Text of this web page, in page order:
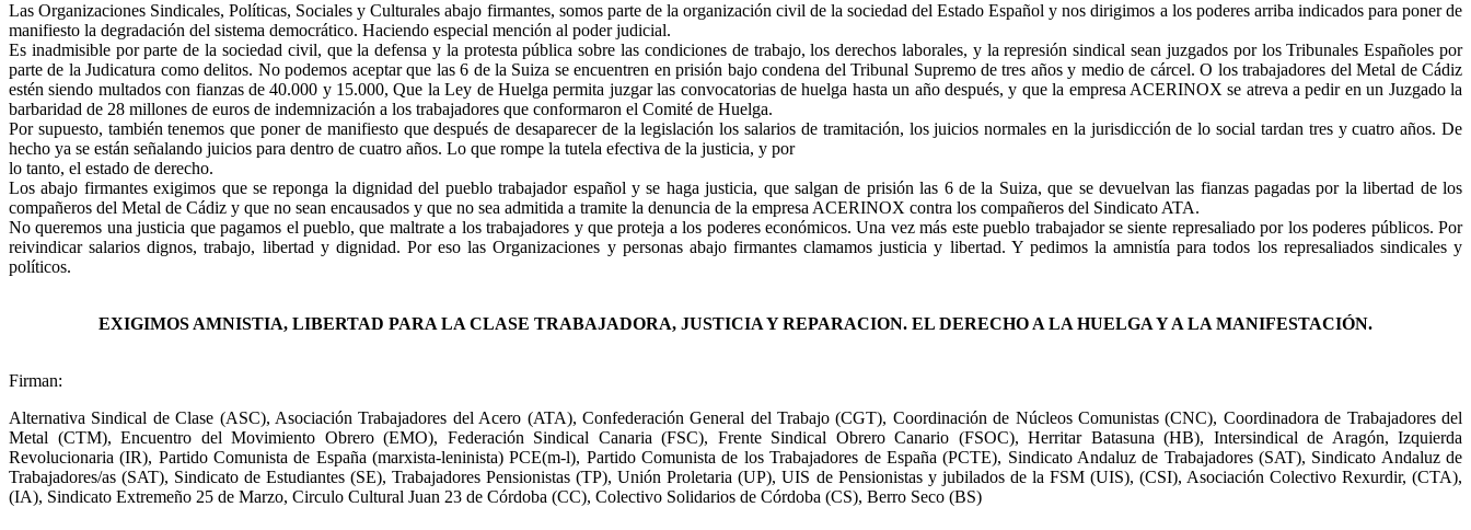
Las Organizaciones Sindicales, Políticas, Sociales y Culturales abajo firmantes, somos parte de la organización civil de la sociedad del Estado Español y nos dirigimos a los poderes arriba indicados para poner de
manifiesto la degradación del sistema democrático. Haciendo especial mención al poder judicial.
Es inadmisible por parte de la sociedad civil, que la defensa y la protesta pública sobre las condiciones de trabajo, los derechos laborales, y la represión sindical sean juzgados por los Tribunales Españoles por
parte de la Judicatura como delitos. No podemos aceptar que las 6 de la Suiza se encuentren en prisión bajo condena del Tribunal Supremo de tres años y medio de cárcel. O los trabajadores del Metal de Cádiz
estén siendo multados con fianzas de 40.000 y 15.000, Que la Ley de Huelga permita juzgar las convocatorias de huelga hasta un año después, y que la empresa ACERINOX se atreva a pedir en un Juzgado la
barbaridad de 28 millones de euros de indemnización a los trabajadores que conformaron el Comité de Huelga.
Por supuesto, también tenemos que poner de manifiesto que después de desaparecer de la legislación los salarios de tramitación, los juicios normales en la jurisdicción de lo social tardan tres y cuatro años. De
hecho ya se están señalando juicios para dentro de cuatro años. Lo que rompe la tutela efectiva de la justicia, y por
lo tanto, el estado de derecho.
Los abajo firmantes exigimos que se reponga la dignidad del pueblo trabajador español y se haga justicia, que salgan de prisión las 6 de la Suiza, que se devuelvan las fianzas pagadas por la libertad de los
compañeros del Metal de Cádiz y que no sean encausados y que no sea admitida a tramite la denuncia de la empresa ACERINOX contra los compañeros del Sindicato ATA.
No queremos una justicia que pagamos el pueblo, que maltrate a los trabajadores y que proteja a los poderes económicos. Una vez más este pueblo trabajador se siente represaliado por los poderes públicos. Por
reivindicar salarios dignos, trabajo, libertad y dignidad. Por eso las Organizaciones y personas abajo firmantes clamamos justicia y libertad. Y pedimos la amnistía para todos los represaliados sindicales y
políticos.
EXIGIMOS AMNISTIA, LIBERTAD PARA LA CLASE TRABAJADORA, JUSTICIA Y REPARACION. EL DERECHO A LA HUELGA Y A LA MANIFESTACIÓN.
Firman:
Alternativa Sindical de Clase (ASC), Asociación Trabajadores del Acero (ATA), Confederación General del Trabajo (CGT), Coordinación de Núcleos Comunistas (CNC), Coordinadora de Trabajadores del
Metal (CTM), Encuentro del Movimiento Obrero (EMO), Federación Sindical Canaria (FSC), Frente Sindical Obrero Canario (FSOC), Herritar Batasuna (HB), Intersindical de Aragón, Izquierda
Revolucionaria (IR), Partido Comunista de España (marxista-leninista) PCE(m-l), Partido Comunista de los Trabajadores de España (PCTE), Sindicato Andaluz de Trabajadores (SAT), Sindicato Andaluz de
Trabajadores/as (SAT), Sindicato de Estudiantes (SE), Trabajadores Pensionistas (TP), Unión Proletaria (UP), UIS de Pensionistas y jubilados de la FSM (UIS), (CSI), Asociación Colectivo Rexurdir, (CTA),
(IA), Sindicato Extremeño 25 de Marzo, Circulo Cultural Juan 23 de Córdoba (CC), Colectivo Solidarios de Córdoba (CS), Berro Seco (BS)